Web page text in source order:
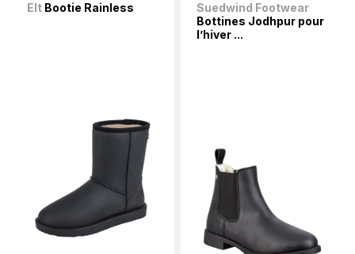
Elt Bootie Rainless
Suedwind Footwear
Bottines Jodhpur pour
l’hiver ...